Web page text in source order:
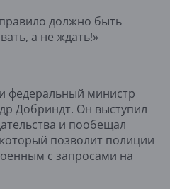
должно быть
а не ждать!»
федеральный министр
Добриндт. Он выступил
и пообещал
позволит полиции
с запросами на